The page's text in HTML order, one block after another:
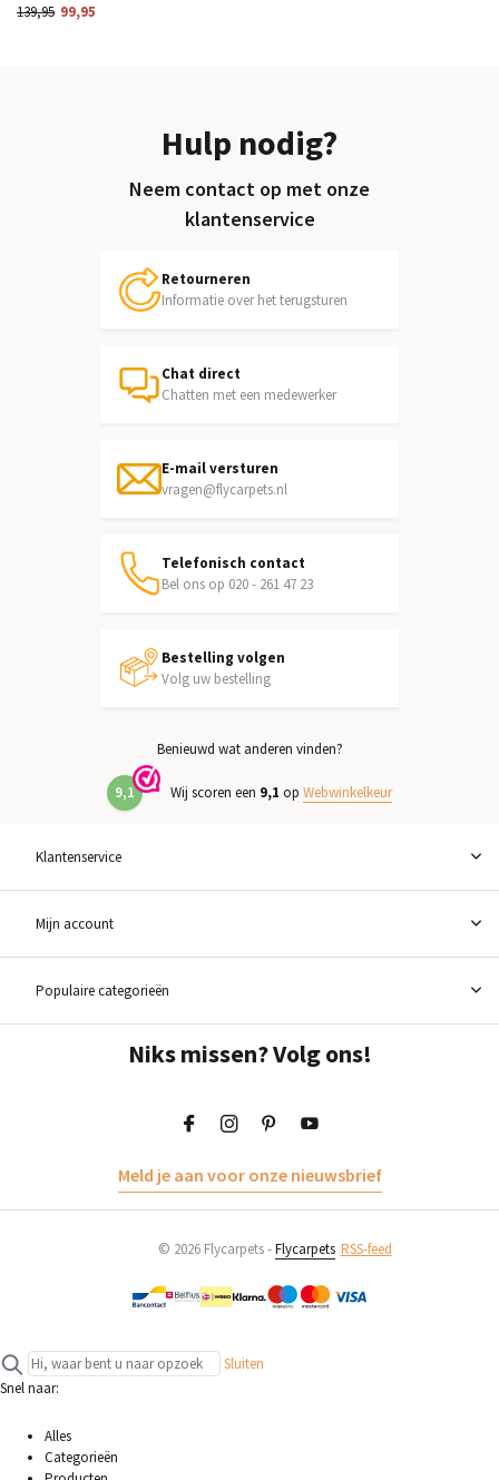
139,95 99,95
Hulp nodig?
Neem contact op met onze
klantenservice
Retourneren
Informatie over het terugsturen
Chat direct
Chatten met een medewerker
E-mail versturen
vragen@flycarpets.nl
Telefonisch contact
Bel ons op 020 - 261 47 23
Bestelling volgen
Volg uw bestelling
Benieuwd wat anderen vinden?
9,1 Wij scoren een 9,1 op Webwinkelkeur
Klantenservice
Mijn account
Populaire categorieën
Niks missen? Volg ons!
Meld je aan voor onze nieuwsbrief
© 2026 Flycarpets -Flycarpets RSS-feed
Sluiten
Snel naar:
Alles
Categorieën